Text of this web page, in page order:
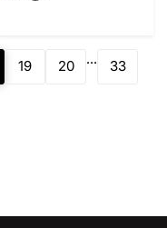
19 20 ... 33